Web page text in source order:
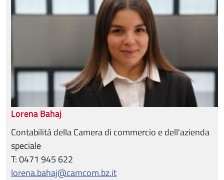
Lorena Bahaj
Contabilità della Camera di commercio e dell'azienda
speciale
T: 0471 945 622
lorena.bahaj@camcom.bz.it